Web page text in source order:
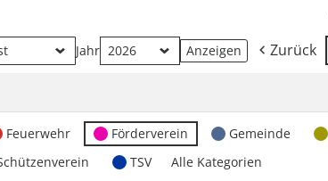
Jahr Zurück
Feuerwehr Förderverein Gemeinde
TSV
Alle Kategorien